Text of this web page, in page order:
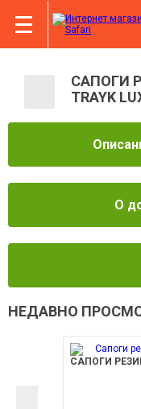
САПОГИ
TRAYK
О
НЕДАВНО
САПОГИ